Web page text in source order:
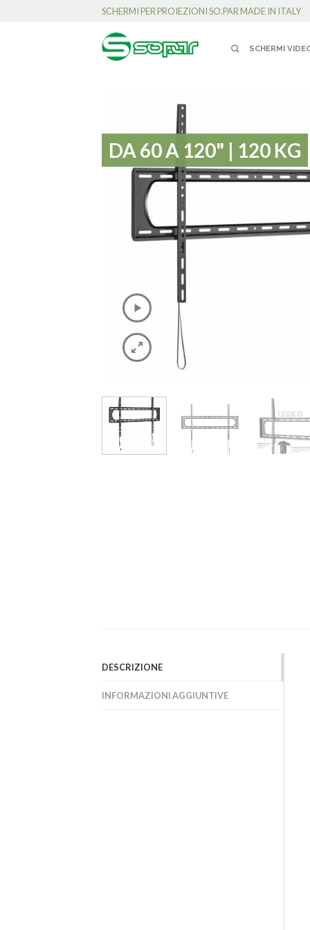
SCHERMI PER PROIEZIONI SO.PAR MADE IN ITALY
SCHERMI
DA 60 A 120" | 120 KG
DESCRIZIONE
INFORMAZIONI AGGIUNTIVE